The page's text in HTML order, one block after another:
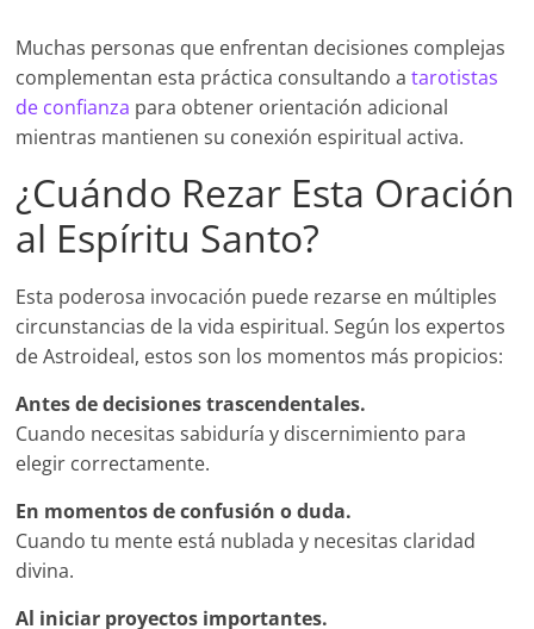
Muchas personas que enfrentan decisiones complejas
complementan esta práctica consultando atarotistas
de confianza para obtener orientación adicional
mientras mantienen su conexión espiritual activa.
¿Cuándo Rezar Esta Oración
al Espíritu Santo?
Esta poderosa invocación puede rezarse en múltiples
circunstancias de la vida espiritual. Según los expertos
de Astroideal, estos son los momentos más propicios:
Antes de decisiones trascendentales.
Cuando necesitas sabiduría y discernimiento para
elegir correctamente.
En momentos de confusión o duda.
Cuando tu mente está nublada y necesitas claridad
divina.
Al iniciar proyectos importantes.